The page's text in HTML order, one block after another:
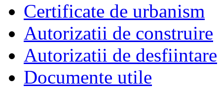
Certificate de urbanism
Autorizatii de construire
Autorizatii de desfiintare
Documente utile